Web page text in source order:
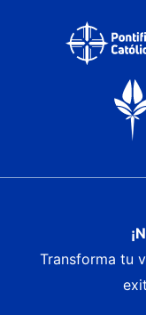
Transforma tu